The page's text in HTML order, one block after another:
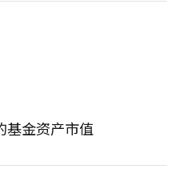
基金资产市值